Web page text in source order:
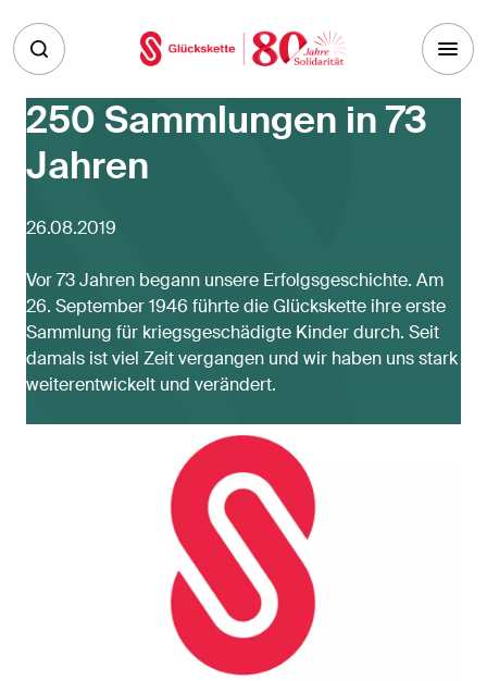
250 Sammlungen in 73
Jahren
26.08.2019
Vor 73 Jahren begann unsere Erfolgsgeschichte. Am
26. September 1946 führte die Glückskette ihre erste
Sammlung für kriegsgeschädigte Kinder durch. Seit
damals ist viel Zeit vergangen und wir haben uns stark
weiterentwickelt und verändert.